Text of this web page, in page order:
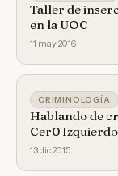
Taller de
en la UOC
11 may 2016
CRIMINOLOGÍA
Hablando de
Cer0
13 dic 2015